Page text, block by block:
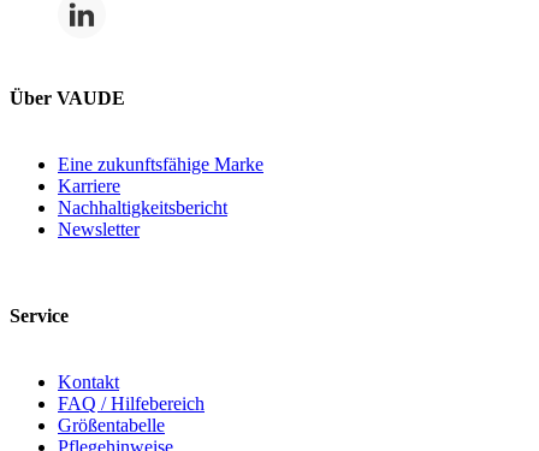
Über VAUDE
Eine zukunftsfähige Marke
Karriere
Nachhaltigkeitsbericht
Newsletter
Service
Kontakt
FAQ / Hilfebereich
Größentabelle
Pflegehinweise